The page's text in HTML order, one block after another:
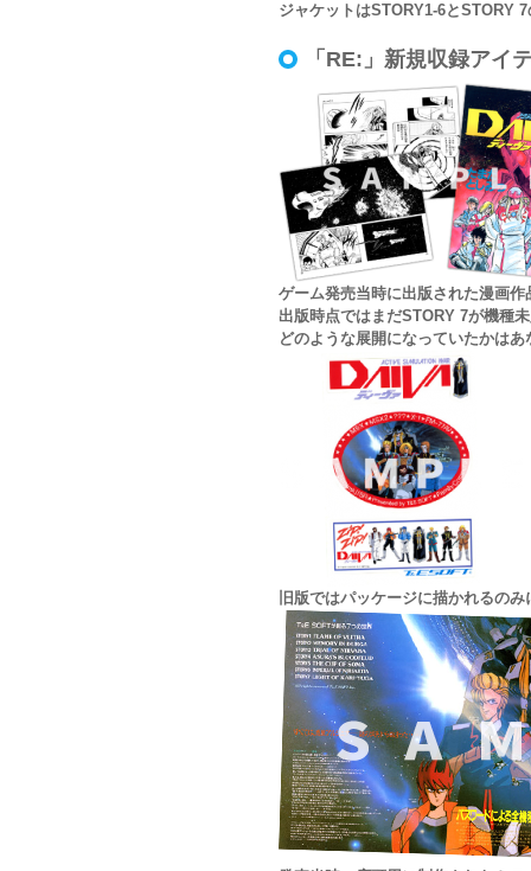
ジャケットはSTORY1-6とSTORY
「RE:」新規収録アイ
ゲーム発売当時に出版された漫画
出版時点ではまだSTORY 7が機種
どのような展開になっていたかは
旧版ではパッケージに描かれるの